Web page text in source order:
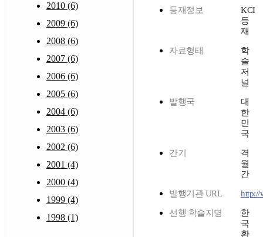
2010 (6)
2009 (6)
2008 (6)
2007 (6)
2006 (6)
2005 (6)
2004 (6)
2003 (6)
2002 (6)
2001 (4)
2000 (4)
1999 (4)
1998 (1)
등재정보
KCI
등
재
자료형태
학
술
저
널
발행국
대
한
민
국
간기
격
월
간
발행기관 URL http://
선행 학술지명
한
국
환